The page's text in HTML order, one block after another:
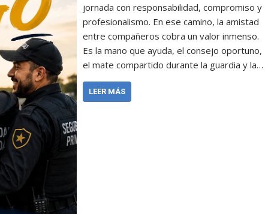
jornada con responsabilidad, compromiso y
profesionalismo. En ese camino, la amistad
entre compañeros cobra un valor inmenso.
Es la mano que ayuda, el consejo oportuno,
el mate compartido durante la guardia y la…
LEER MÁS